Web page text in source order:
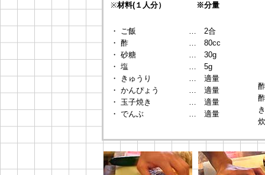
※材料(１人分） ※分量
・ ご飯
・ 酢
・ 砂糖
・ 塩
・ きゅうり
・ かんぴょう
・ 玉子焼き
・ でんぶ
… 2合
… 80cc
… 30g
… 5g
… 適量
… 適量
… 適量
… 適量